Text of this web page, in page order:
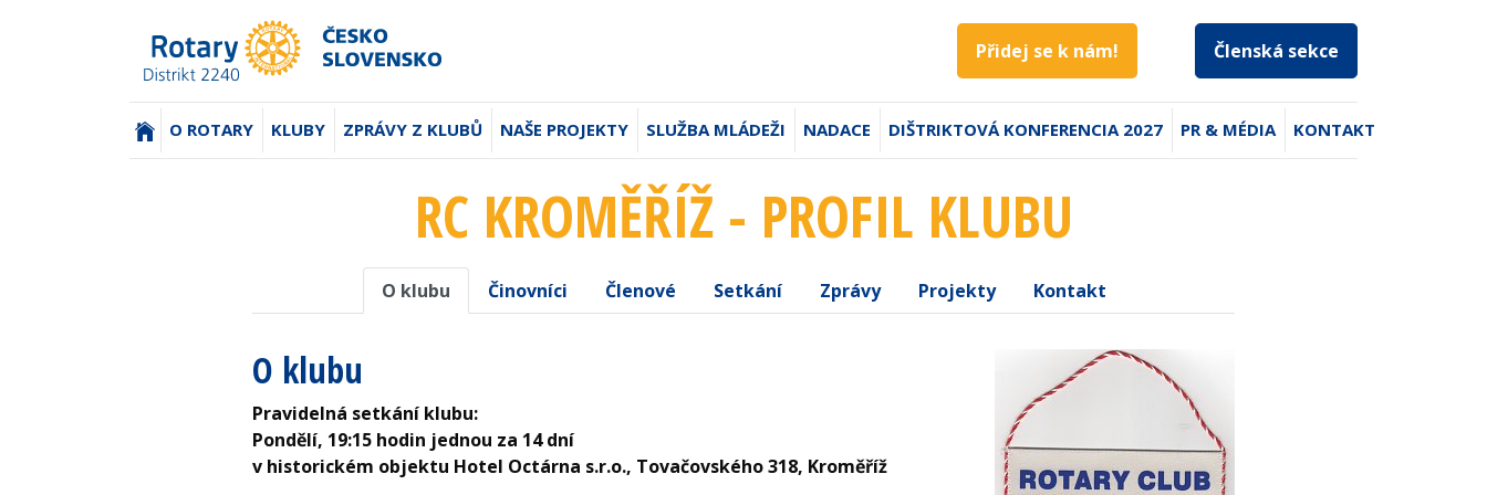
Přidej se k nám! Členská sekce
(AKTUÁLNÍ)
O ROTARY KLUBY ZPRÁVY Z KLUBŮ NAŠE PROJEKTY SLUŽBA MLÁDEŽI NADACE DIŠTRIKTOVÁ KONFERENCIA 2027 PR & MÉDIA KONTAKT
RC KROMĚŘÍŽ - PROFIL KLUBU
O klubu Činovníci Členové Setkání Zprávy Projekty Kontakt
O klubu
Pravidelná setkání klubu:
Pondělí, 19:15 hodin jednou za 14 dní
v historickém objektu Hotel Octárna s.r.o., Tovačovského 318, Kroměříž